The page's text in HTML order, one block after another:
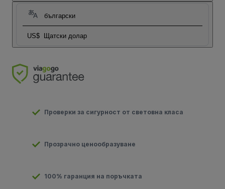
български
US$ Щатски долар
Проверки за сигурност от световна класа
Прозрачно ценообразуване
100% гаранция на поръчката